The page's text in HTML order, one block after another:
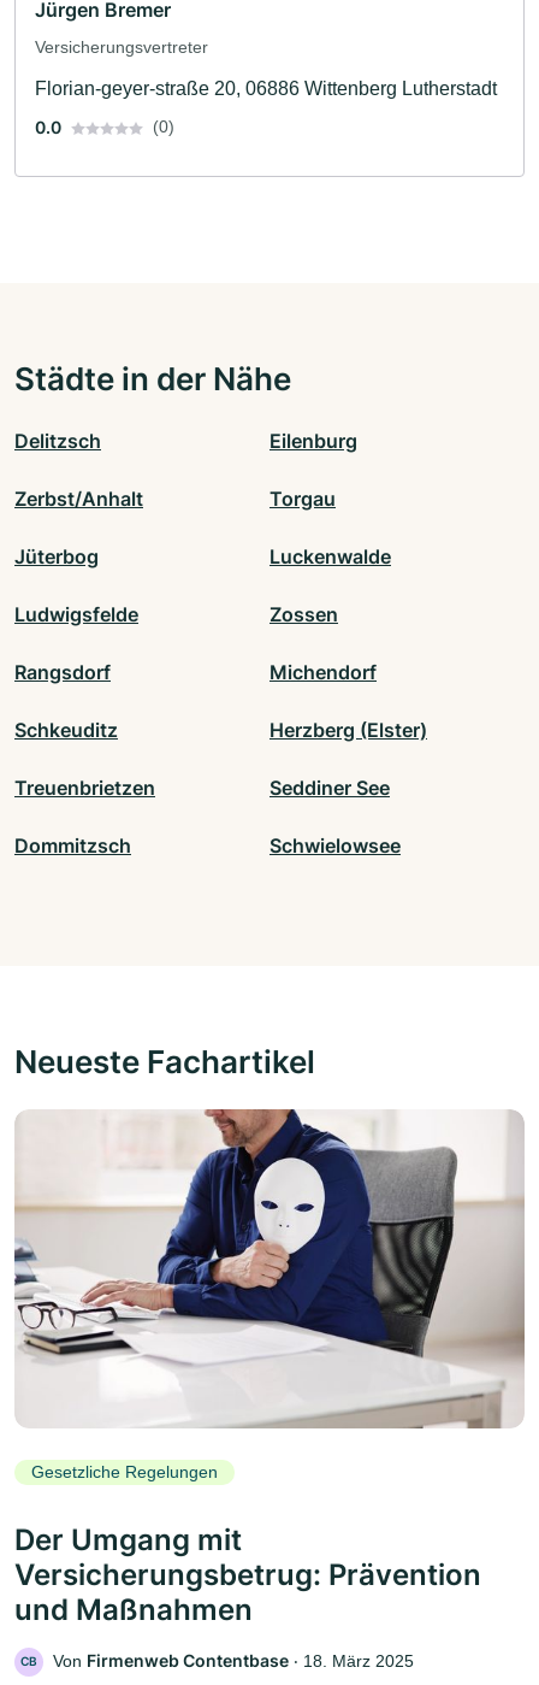
Jürgen Bremer
Versicherungsvertreter
Florian-geyer-straße 20, 06886 Wittenberg Lutherstadt
0.0
(0)
Städte in der Nähe
Delitzsch Eilenburg
Zerbst/Anhalt Torgau
Jüterbog Luckenwalde
Ludwigsfelde Zossen
Rangsdorf Michendorf
Schkeuditz Herzberg (Elster)
Treuenbrietzen Seddiner See
Dommitzsch Schwielowsee
Neueste Fachartikel
Gesetzliche Regelungen
Der Umgang mit
Versicherungsbetrug: Prävention
und Maßnahmen
CB Von Firmenweb Contentbase ‧ 18. März 2025